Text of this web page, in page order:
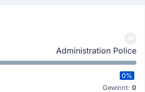
Administration Police
0%
Gewinnt: 0